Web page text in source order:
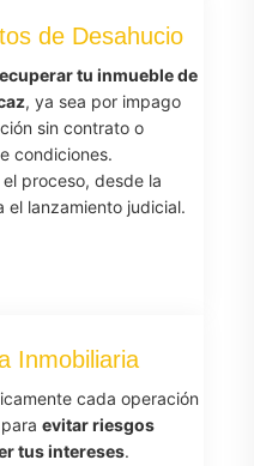
de Desahucio
tu inmueble de
, ya sea por impago
sin contrato o
condiciones.
proceso, desde la
el lanzamiento judicial.
Inmobiliaria
cada operación
evitar riesgos
tus intereses.